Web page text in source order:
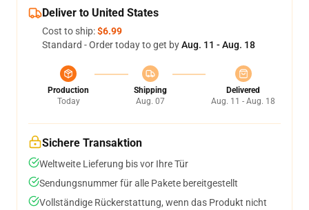
Deliver to United States
Cost to ship:$6.99
Standard - Order today to get byAug. 11 - Aug. 18
Production
Today
Shipping
Aug. 07
Delivered
Aug. 11 - Aug. 18
Sichere Transaktion
Weltweite Lieferung bis vor Ihre Tür
Sendungsnummer für alle Pakete bereitgestellt
Vollständige Rückerstattung, wenn das Produkt nicht